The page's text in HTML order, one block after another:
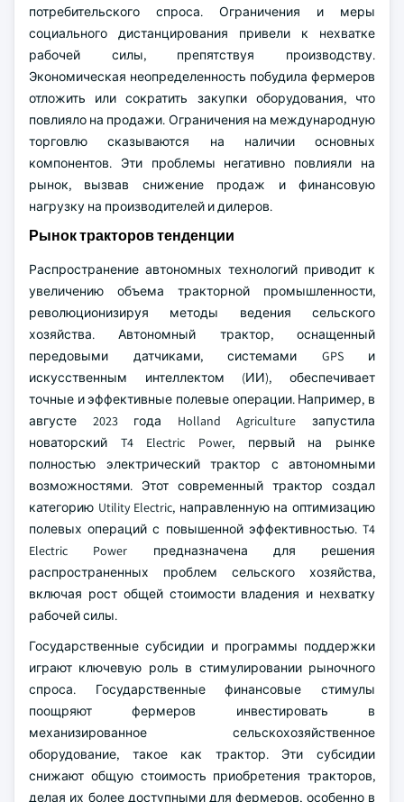
потребительского спроса. Ограничения и меры
социального дистанцирования привели к нехватке
рабочей силы, препятствуя производству.
Экономическая неопределенность побудила фермеров
отложить или сократить закупки оборудования, что
повлияло на продажи. Ограничения на международную
торговлю сказываются на наличии основных
компонентов. Эти проблемы негативно повлияли на
рынок, вызвав снижение продаж и финансовую
нагрузку на производителей и дилеров.
Рынок тракторов тенденции
Распространение автономных технологий приводит к
увеличению объема тракторной промышленности,
революционизируя методы ведения сельского
хозяйства. Автономный трактор, оснащенный
передовыми датчиками, системами GPS и
искусственным интеллектом (ИИ), обеспечивает
точные и эффективные полевые операции. Например, в
августе 2023 года Holland Agriculture запустила
новаторский T4 Electric Power, первый на рынке
полностью электрический трактор с автономными
возможностями. Этот современный трактор создал
категорию Utility Electric, направленную на оптимизацию
полевых операций с повышенной эффективностью. T4
Electric Power предназначена для решения
распространенных проблем сельского хозяйства,
включая рост общей стоимости владения и нехватку
рабочей силы.
Государственные субсидии и программы поддержки
играют ключевую роль в стимулировании рыночного
спроса. Государственные финансовые стимулы
поощряют фермеров инвестировать в
механизированное сельскохозяйственное
оборудование, такое как трактор. Эти субсидии
снижают общую стоимость приобретения тракторов,
делая их более доступными для фермеров, особенно в